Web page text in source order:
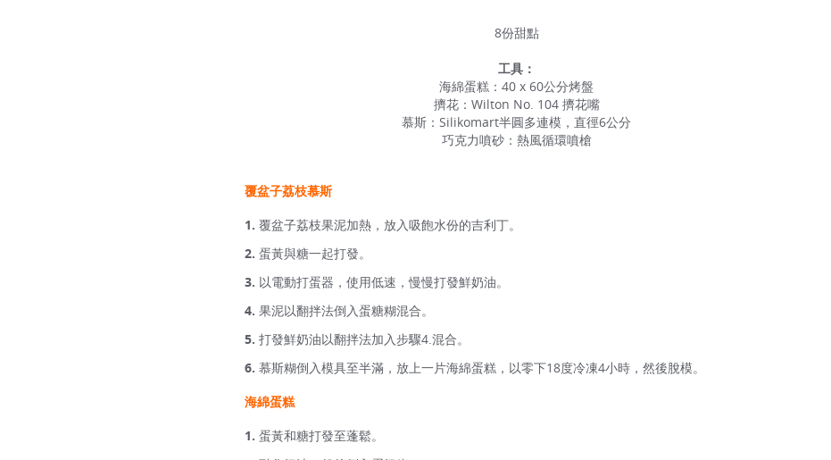
8份甜點
工具：
海綿蛋糕：40 x 60公分烤盤
擠花：Wilton No. 104 擠花嘴
慕斯：Silikomart半圓多連模，直徑6公分
巧克力噴砂：熱風循環噴槍
覆盆子荔枝慕斯
覆盆子荔枝果泥加熱，放入吸飽水份的吉利丁。
蛋黃與糖一起打發。
以電動打蛋器，使用低速，慢慢打發鮮奶油。
果泥以翻拌法倒入蛋糖糊混合。
打發鮮奶油以翻拌法加入步驟4.混合。
慕斯糊倒入模具至半滿，放上一片海綿蛋糕，以零下18度冷凍4小時，然後脫模。
海綿蛋糕
蛋黃和糖打發至蓬鬆。